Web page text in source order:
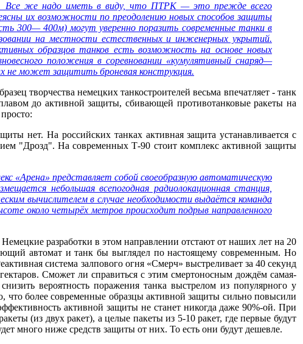
Все же надо иметь в виду, что ПТРК — это прежде всего
их возможности по преодолению новых способов защиты
300— 400м) могут уверенно поразить современные танки в
на местности естественных и инженерных укрытий.
образцов танков есть возможность на основе новых
положения в соревновании «кумулятивный снаряд—
не может защитить броневая конструкция.
творчества немецких танкостроителей весьма впечатляет - танк
до активной защиты, сбивающей противотанковые ракеты на
нет. На российских танках активная защита устанавливается с
"Дрозд". На современных Т-90 стоит комплекс активной защиты
«Арена» представляет собой своеобразную автоматическую
небольшая всепогодная радиолокационная станция,
вычислителем в случае необходимости выдаётся команда
около четырёх метров происходит подрыв направленного
разработки в этом направлении отстают от наших лет на 20
автомат и танк бы выглядел по настоящему современным. Но
система залпового огня «Смерч» выстреливает за 40 секунд
Сможет ли справиться с этим смертоносным дождём самая-
вероятность поражения танка выстрелом из популярного у
что более современные образцы активной защиты сильно повысили
активной защиты не станет никогда даже 90%-ой. При
(из двух ракет), а целые пакеты из 5-10 ракет, где первые будут
много ниже средств защиты от них. То есть они будут дешевле.